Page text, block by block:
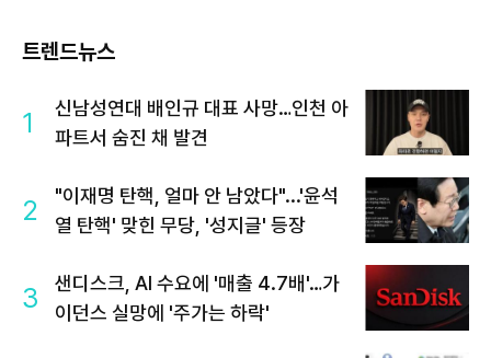
트렌드뉴스
1
신남성연대 배인규 대표 사망…인천 아
파트서 숨진 채 발견
2
"이재명 탄핵, 얼마 안 남았다"...'윤석
열 탄핵' 맞힌 무당, '성지글' 등장
3
샌디스크, AI 수요에 '매출 4.7배'…가
이던스 실망에 '주가는 하락'